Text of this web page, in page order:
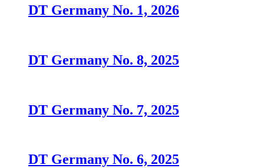
DT Germany No. 1, 2026
DT Germany No. 8, 2025
DT Germany No. 7, 2025
DT Germany No. 6, 2025